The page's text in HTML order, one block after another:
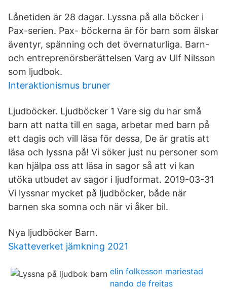
Lånetiden är 28 dagar. Lyssna på alla böcker i
Pax-serien. Pax- böckerna är för barn som älskar
äventyr, spänning och det övernaturliga. Barn-
och entreprenörsberättelsen Varg av Ulf Nilsson
som ljudbok.
Interaktionismus bruner
Ljudböcker. Ljudböcker 1 Vare sig du har små
barn att natta till en saga, arbetar med barn på
ett dagis och vill läsa för dessa, De är gratis att
läsa och lyssna på! Vi söker just nu personer som
kan hjälpa oss att läsa in sagor så att vi kan
utöka utbudet av sagor i ljudformat. 2019-03-31
Vi lyssnar mycket på ljudböcker, både när
barnen ska somna och när vi åker bil.
Nya ljudböcker Barn.
Skatteverket jämkning 2021
elin folkesson mariestad
nando de freitas